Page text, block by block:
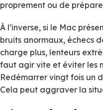
proprement ou de
À l’inverse, si le Mac
bruits anormaux, échecs
charge plus, lenteurs
faut agir vite et éviter les
Redémarrer vingt fois un
Cela peut aggraver la